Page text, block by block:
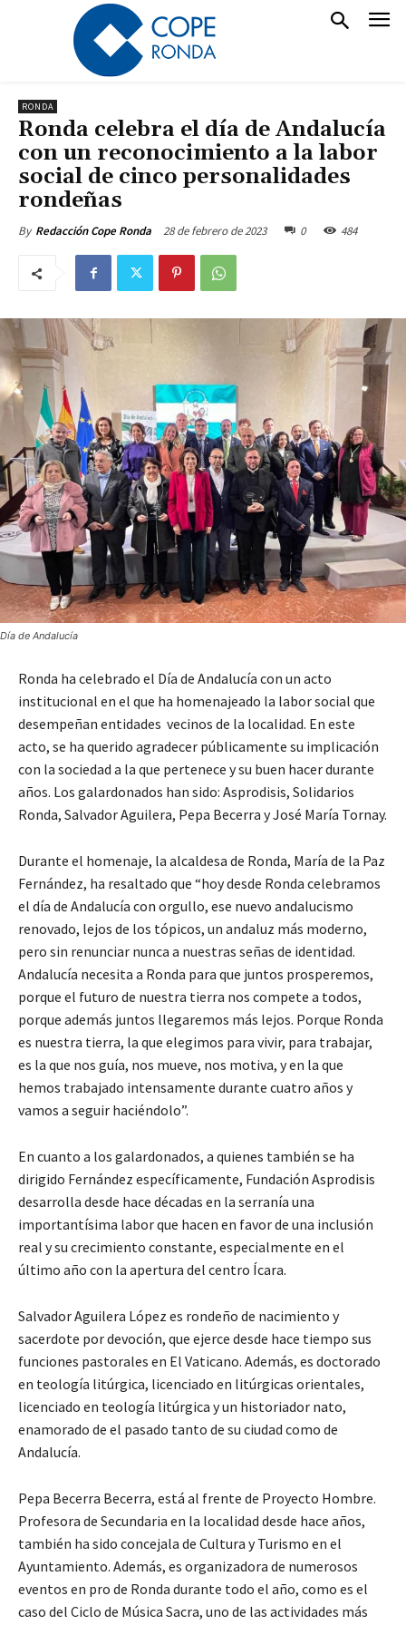
RONDA
Ronda celebra el día de Andalucía
con un reconocimiento a la labor
social de cinco personalidades
rondeñas
By Redacción Cope Ronda 28 de febrero de 2023 0 484
Día de Andalucía
Ronda ha celebrado el Día de Andalucía con un acto
institucional en el que ha homenajeado la labor social que
desempeñan entidades vecinos de la localidad. En este
acto, se ha querido agradecer públicamente su implicación
con la sociedad a la que pertenece y su buen hacer durante
años. Los galardonados han sido: Asprodisis, Solidarios
Ronda, Salvador Aguilera, Pepa Becerra y José María Tornay.
Durante el homenaje, la alcaldesa de Ronda, María de la Paz
Fernández, ha resaltado que “hoy desde Ronda celebramos
el día de Andalucía con orgullo, ese nuevo andalucismo
renovado, lejos de los tópicos, un andaluz más moderno,
pero sin renunciar nunca a nuestras señas de identidad.
Andalucía necesita a Ronda para que juntos prosperemos,
porque el futuro de nuestra tierra nos compete a todos,
porque además juntos llegaremos más lejos. Porque Ronda
es nuestra tierra, la que elegimos para vivir, para trabajar,
es la que nos guía, nos mueve, nos motiva, y en la que
hemos trabajado intensamente durante cuatro años y
vamos a seguir haciéndolo”.
En cuanto a los galardonados, a quienes también se ha
dirigido Fernández específicamente, Fundación Asprodisis
desarrolla desde hace décadas en la serranía una
importantísima labor que hacen en favor de una inclusión
real y su crecimiento constante, especialmente en el
último año con la apertura del centro Ícara.
Salvador Aguilera López es rondeño de nacimiento y
sacerdote por devoción, que ejerce desde hace tiempo sus
funciones pastorales en El Vaticano. Además, es doctorado
en teología litúrgica, licenciado en litúrgicas orientales,
licenciado en teología litúrgica y un historiador nato,
enamorado de el pasado tanto de su ciudad como de
Andalucía.
Pepa Becerra Becerra, está al frente de Proyecto Hombre.
Profesora de Secundaria en la localidad desde hace años,
también ha sido concejala de Cultura y Turismo en el
Ayuntamiento. Además, es organizadora de numerosos
eventos en pro de Ronda durante todo el año, como es el
caso del Ciclo de Música Sacra, uno de las actividades más